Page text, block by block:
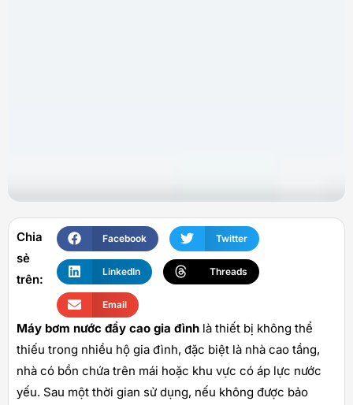
Chia
sẻ
trên:
Facebook Twitter
LinkedIn Threads
Email
Máy bơm nước đẩy cao gia đình là thiết bị không thể
thiếu trong nhiều hộ gia đình, đặc biệt là nhà cao tầng,
nhà có bồn chứa trên mái hoặc khu vực có áp lực nước
yếu. Sau một thời gian sử dụng, nếu không được bảo